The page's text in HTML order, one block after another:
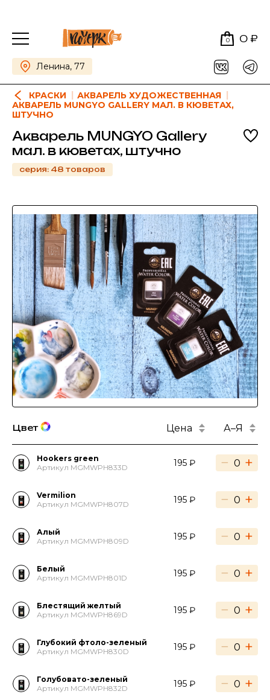
0 0 ₽
Ленина, 77
КРАСКИ
АКВАРЕЛЬ ХУДОЖЕСТВЕННАЯ
АКВАРЕЛЬ MUNGYO GALLERY МАЛ. В КЮВЕТАХ,
ШТУЧНО
Акварель MUNGYO Gallery
мал. в кюветах, штучно
серия: 48 товаров
Цвет Цена А–Я
Hookers green
Артикул MGMWPH833D
195 ₽ − +
Vermilion
Артикул MGMWPH807D
195 ₽ − +
Алый
Артикул MGMWPH809D
195 ₽ − +
Белый
Артикул MGMWPH801D
195 ₽ − +
Блестящий желтый
Артикул MGMWPH869D
195 ₽ − +
Глубокий фтоло-зеленый
Артикул MGMWPH830D
195 ₽ − +
Голубовато-зеленый
Артикул MGMWPH832D
195 ₽ − +